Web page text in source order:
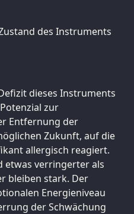
des Instruments
dieses Instruments
zur
Entfernung der
Zukunft, auf die
allergisch reagiert.
etwas verringerter als
bleiben stark. Der
Energieniveau
der Schwächung